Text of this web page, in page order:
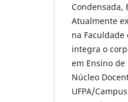
Condensada,
Atualmente
na Faculdade
integra o
em Ensino de
Núcleo
UFPA/